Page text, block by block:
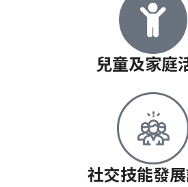
兒童及家庭
社交技能發